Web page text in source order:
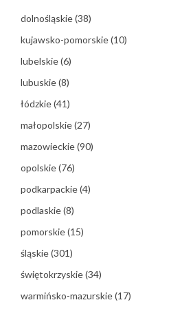
dolnośląskie(38)
kujawsko-pomorskie(10)
lubelskie(6)
lubuskie(8)
łódzkie(41)
małopolskie(27)
mazowieckie(90)
opolskie(76)
podkarpackie(4)
podlaskie(8)
pomorskie(15)
śląskie(301)
świętokrzyskie(34)
warmińsko-mazurskie(17)